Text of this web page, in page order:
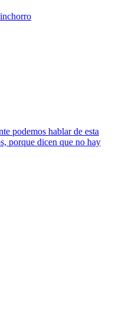
podemos hablar de esta
porque dicen que no hay